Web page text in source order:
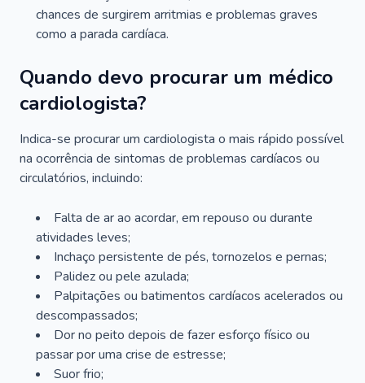
chances de surgirem arritmias e problemas graves
como a parada cardíaca.
Quando devo procurar um médico
cardiologista?
Indica-se procurar um cardiologista o mais rápido possível
na ocorrência de sintomas de problemas cardíacos ou
circulatórios, incluindo:
Falta de ar ao acordar, em repouso ou durante
atividades leves;
Inchaço persistente de pés, tornozelos e pernas;
Palidez ou pele azulada;
Palpitações ou batimentos cardíacos acelerados ou
descompassados;
Dor no peito depois de fazer esforço físico ou
passar por uma crise de estresse;
Suor frio;